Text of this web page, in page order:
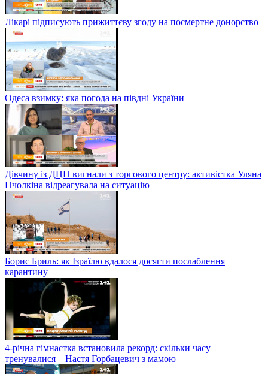
Лікарі підписують прижиттєву згоду на посмертне донорство
Одеса взимку: яка погода на півдні України
Дівчину із ДЦП вигнали з торгового центру: активістка Уляна
Пчолкіна відреагувала на ситуацію
Борис Бриль: як Ізраїлю вдалося досягти послаблення
карантину
4-річна гімнастка встановила рекорд: скільки часу
тренувалися – Настя Горбацевич з мамою